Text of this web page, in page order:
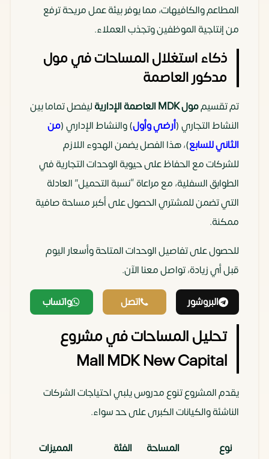
المطاعم والكافيهات، مما يوفر بيئة عمل مريحة ترفع
من إنتاجية الموظفين وتجذب العملاء.
ذكاء استغلال المساحات في مول
مدكور العاصمة
تم تقسيممول MDK العاصمة الإدارية
ليفصل تماما بين
النشاط التجاري (أرضي وأول) والنشاط الإداري (من
الثاني للسابع)، هذا الفصل يضمن الهدوء اللازم
للشركات مع الحفاظ على حيوية الوحدات التجارية في
الطوابق السفلية، مع مراعاة “نسبة التحميل” العادلة
التي تضمن للمشتري الحصول على أكبر مساحة صافية
ممكنة.
للحصول على تفاصيل الوحدات المتاحة وأسعار اليوم
قبل أي زيادة، تواصل معنا الآن.
البروشور اتصل واتساب
تحليل المساحات في مشروع
Mall MDK New Capital
يقدم المشروع تنوع مدروس يلبي احتياجات الشركات
الناشئة والكيانات الكبرى على حد سواء.
نوع
المساحة
الفئة
المميزات